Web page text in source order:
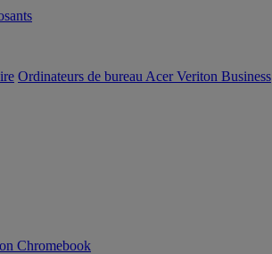
Ordinateurs de bureau Acer Veriton Business
Chromebook